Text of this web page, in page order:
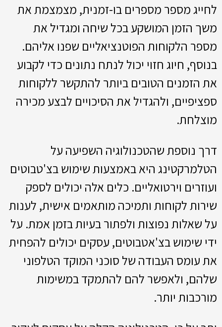
לחייג מספר מספרים בו-זמנית, מצמצמת את
משך הזמן המושקע בכל שיחה ומגדיל את
מספר הלקוחות הפוטנציאליים שפנו אליהם.
בנוסף, חיוג חזוי יכול לנתח נתונים כדי לקבוע
את הזמנים הטובים ביותר להתקשר ללקוחות
ספציפיים, ולהגדיל את הסיכויים לבצע מכירה
מוצלחת.
דרך נוספת שהטכנולוגיה השפיעה על
הטלמרקטינג היא באמצעות שימוש בצ'טבוטים
ועוזרים וירטואליים. כלים אלה יכולים לספק
שירות לקוחות ותמיכה מותאמים אישית, לענות
על שאלות נפוצות ולפתור בעיות בזמן אמת. על
ידי שימוש בצ'אטבוטים, עסקים יכולים להפחית
את עומס העבודה של סוכני המוקד הטלפוני
שלהם, ולאפשר להם להתמקד במשימות
מורכבות יותר.